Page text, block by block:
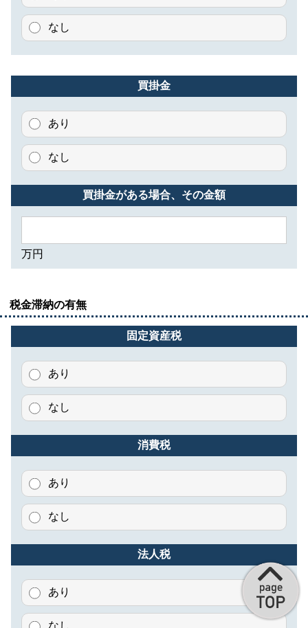
なし
買掛金
あり
なし
買掛金がある場合、その金額
万円
税金滞納の有無
固定資産税
あり
なし
消費税
あり
なし
法人税
あり